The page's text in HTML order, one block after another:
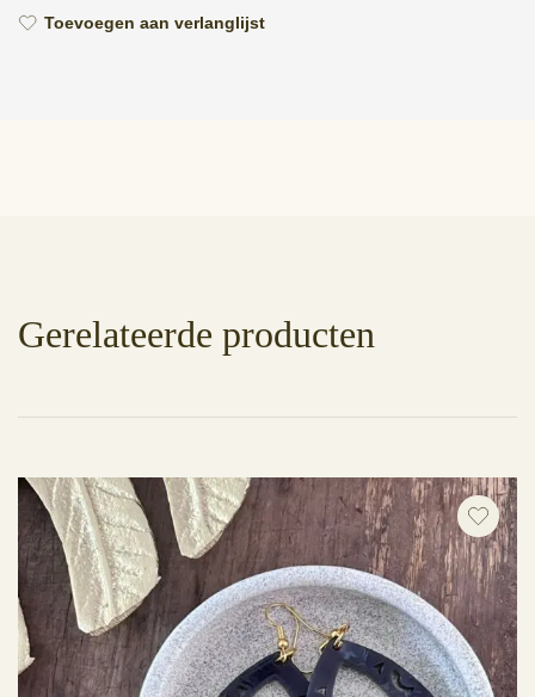
Toevoegen aan verlanglijst
Gerelateerde producten